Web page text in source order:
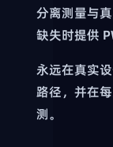
分离测量与
缺失时提供
永远在真实
路径，并在
测。